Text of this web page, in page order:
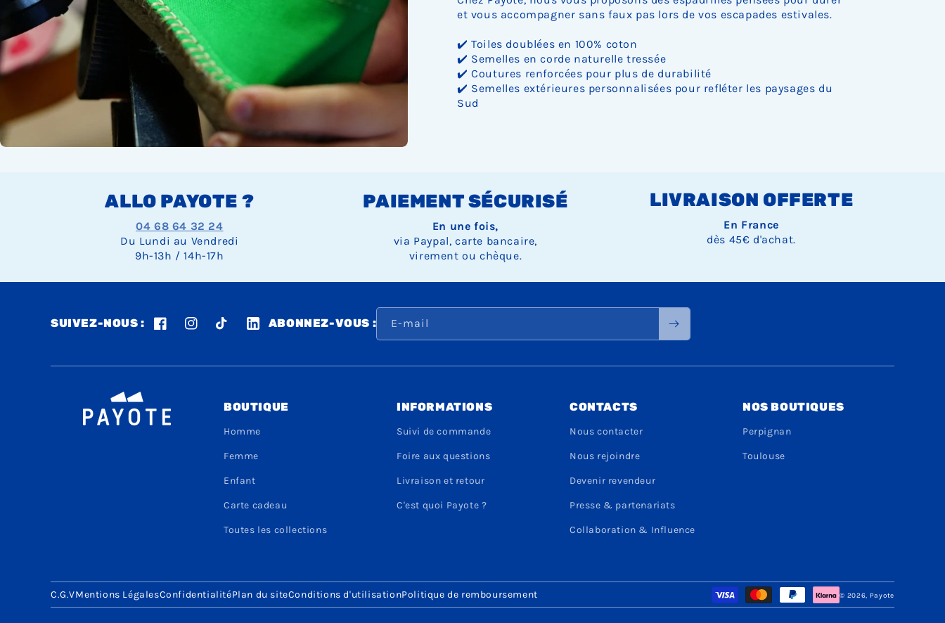
et vous accompagner sans faux pas lors de vos escapades estivales.
✔️ Toiles doublées en 100% coton
✔️ Semelles en corde naturelle tressée
✔️ Coutures renforcées pour plus de durabilité
✔️ Semelles extérieures personnalisées pour refléter les paysages du
Sud
ALLO PAYOTE ?
04 68 64 32 24
Du Lundi au Vendredi
9h-13h / 14h-17h
PAIEMENT SÉCURISÉ
En une fois,
via Paypal, carte bancaire,
virement ou chèque.
LIVRAISON OFFERTE
En France
dès 45€ d'achat.
SUIVEZ-NOUS : FacebookInstagramTikTok LinkedInABONNEZ-VOUS : E-mail
BOUTIQUE
Homme
Femme
Enfant
Carte cadeau
Toutes les collections
INFORMATIONS
Suivi de commande
Foire aux questions
Livraison et retour
C'est quoi Payote ?
CONTACTS
Nous contacter
Nous rejoindre
Devenir revendeur
Presse & partenariats
Collaboration & Influence
NOS BOUTIQUES
Perpignan
Toulouse
C.G.VMentions LégalesConfidentialitéPlan du siteConditions d'utilisationPolitique de remboursement
Moyens
de
© 2026, Payote